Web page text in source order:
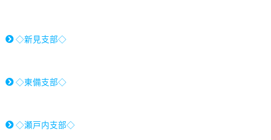
◇新見支部◇
◇東備支部◇
◇瀬戸内支部◇